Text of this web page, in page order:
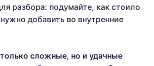
разбора: подумайте, как стоило
добавить во внутренние
сложные, но и удачные